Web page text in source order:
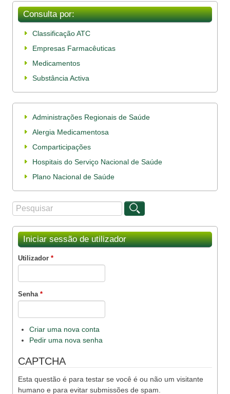
Consulta por:
Classificação ATC
Empresas Farmacêuticas
Medicamentos
Substância Activa
Administrações Regionais de Saúde
Alergia Medicamentosa
Comparticipações
Hospitais do Serviço Nacional de Saúde
Plano Nacional de Saúde
Formulário de procura
Procurar
Iniciar sessão de utilizador
Utilizador *
Senha *
Criar uma nova conta
Pedir uma nova senha
CAPTCHA
Esta questão é para testar se você é ou não um visitante
humano e para evitar submissões de spam.